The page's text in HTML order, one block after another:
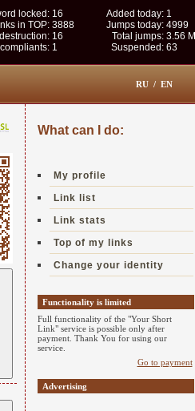
locked: 16 Added today: 1
in TOP: 3888 Jumps today: 4999
16 Total jumps: 3.56 M
1 Suspended: 63
RU / EN
What can I do:
My profile
Link list
Link stats
Top of my links
Change your identity
Functionality is limited
Full functionality of the "Your Short
Link" service is possible only after
payment. Thank You for using our
service.
Go to payment
Advertising